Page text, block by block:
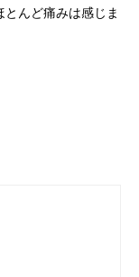
んど痛みは感じま